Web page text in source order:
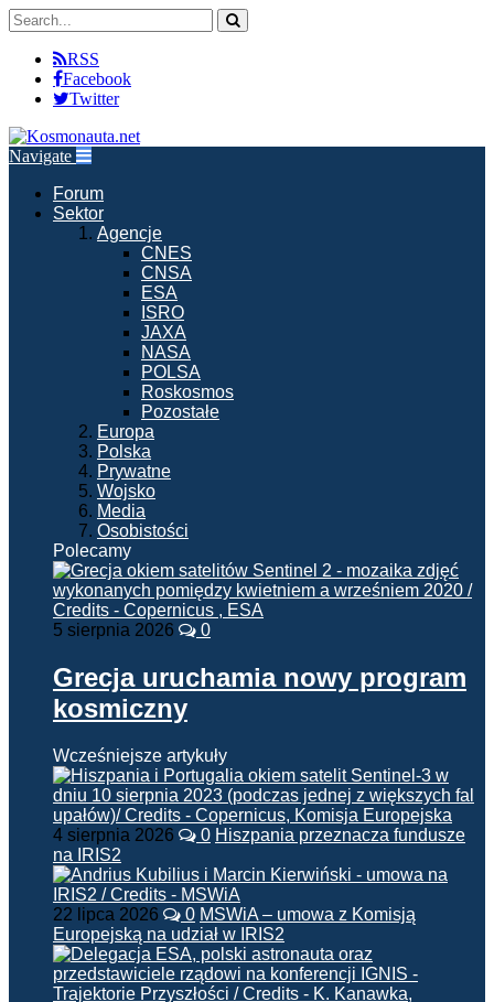
RSS
Facebook
Twitter
Navigate
Forum
Sektor
Agencje
CNES
CNSA
ESA
ISRO
JAXA
NASA
POLSA
Roskosmos
Pozostałe
Europa
Polska
Prywatne
Wojsko
Media
Osobistości
Polecamy
5 sierpnia 2026 0
Grecja uruchamia nowy program
kosmiczny
Wcześniejsze artykuły
4 sierpnia 2026 0 Hiszpania przeznacza fundusze
na IRIS2
22 lipca 2026 0 MSWiA – umowa z Komisją
Europejską na udział w IRIS2